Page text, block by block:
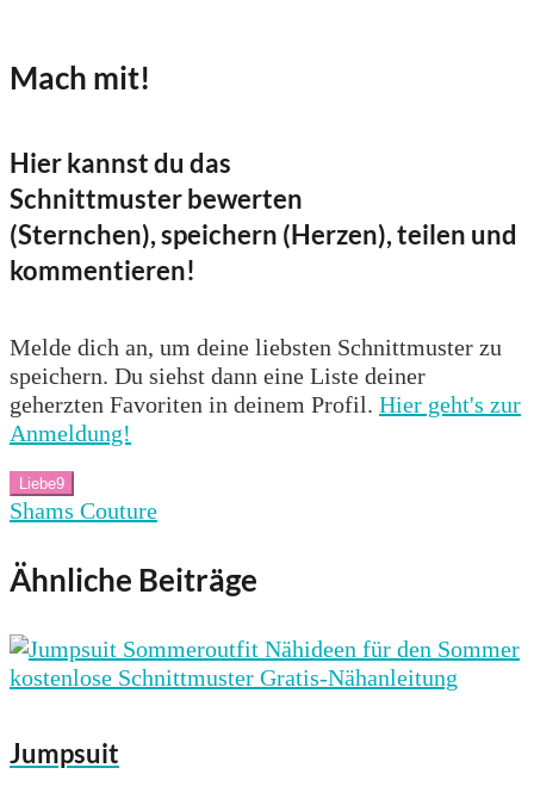
Mach mit!
Hier kannst du das
Schnittmuster bewerten
(Sternchen), speichern (Herzen), teilen und
kommentieren!
Melde dich an, um deine liebsten Schnittmuster zu
speichern. Du siehst dann eine Liste deiner
geherzten Favoriten in deinem Profil. Hier geht's zur
Anmeldung!
Liebe9
Shams Couture
Ähnliche Beiträge
Jumpsuit